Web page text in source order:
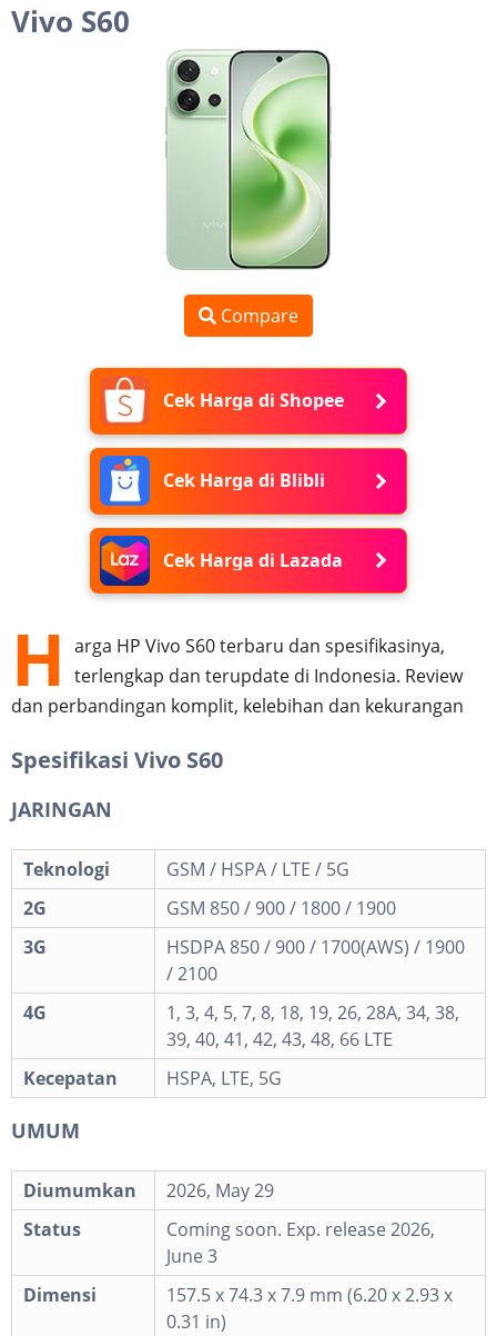
Vivo S60
Compare
Cek Harga di Shopee
Cek Harga di Blibli
Cek Harga di Lazada
H arga HP Vivo S60 terbaru dan spesifikasinya,
terlengkap dan terupdate di Indonesia. Review
dan perbandingan komplit, kelebihan dan kekurangan
Spesifikasi Vivo S60
JARINGAN
Teknologi
GSM / HSPA / LTE / 5G
2G
GSM 850 / 900 / 1800 / 1900
3G
HSDPA 850 / 900 / 1700(AWS) / 1900
/ 2100
4G
1, 3, 4, 5, 7, 8, 18, 19, 26, 28A, 34, 38,
39, 40, 41, 42, 43, 48, 66 LTE
Kecepatan
HSPA, LTE, 5G
UMUM
Diumumkan
2026, May 29
Status
Coming soon. Exp. release 2026,
June 3
Dimensi
157.5 x 74.3 x 7.9 mm (6.20 x 2.93 x
0.31 in)